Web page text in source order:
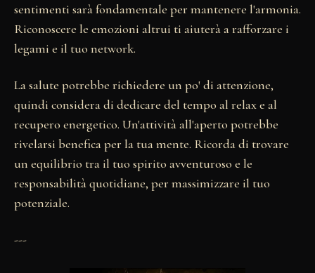
sentimenti sarà fondamentale per mantenere l'armonia.
Riconoscere le emozioni altrui ti aiuterà a rafforzare i
legami e il tuo network.
La salute potrebbe richiedere un po' di attenzione,
quindi considera di dedicare del tempo al relax e al
recupero energetico. Un'attività all'aperto potrebbe
rivelarsi benefica per la tua mente. Ricorda di trovare
un equilibrio tra il tuo spirito avventuroso e le
responsabilità quotidiane, per massimizzare il tuo
potenziale.
---